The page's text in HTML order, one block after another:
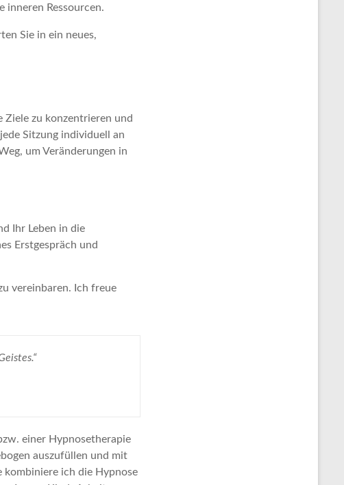
inneren Ressourcen.
Sie in ein neues,
Ziele zu konzentrieren und
Sitzung individuell an
um Veränderungen in
Ihr Leben in die
Erstgespräch und
vereinbaren. Ich freue
einer Hypnosetherapie
auszufüllen und mit
kombiniere ich die Hypnose